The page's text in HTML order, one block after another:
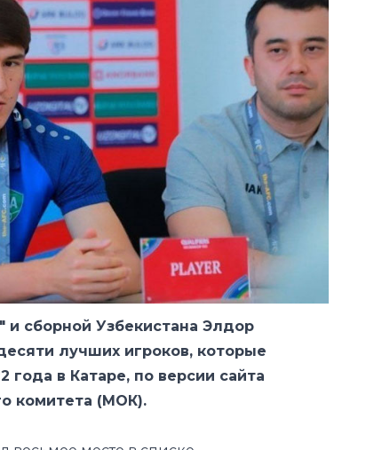
и сборной Узбекистана Элдор
лучших игроков, которые
года в Катаре, по версиисайта
комитета (МОК).
восьмое место в списке.
привлекает большого внимания в